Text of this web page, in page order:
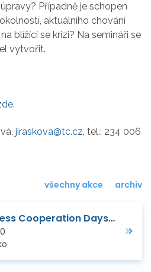
Případně je schopen
aktuálního chování
blížící se krizi? Na semináři se
vytvořit.
.
jiraskova@tc.cz, tel.: 234 006
všechny akce archiv
Technology & Business Cooperation Days - Hannover Messe 2020